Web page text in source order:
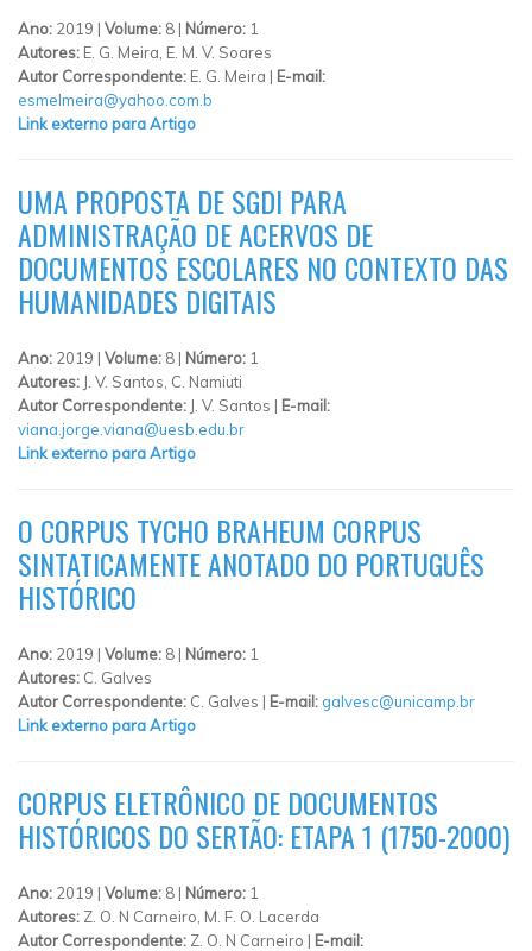
Ano: 2019 | Volume: 8 | Número: 1
Autores: E. G. Meira, E. M. V. Soares
Autor Correspondente: E. G. Meira | E-mail:
esmelmeira@yahoo.com.b
Link externo para Artigo
UMA PROPOSTA DE SGDI PARA
ADMINISTRAÇÃO DE ACERVOS DE
DOCUMENTOS ESCOLARES NO CONTEXTO DAS
HUMANIDADES DIGITAIS
Ano: 2019 | Volume: 8 | Número: 1
Autores: J. V. Santos, C. Namiuti
Autor Correspondente: J. V. Santos | E-mail:
viana.jorge.viana@uesb.edu.br
Link externo para Artigo
O CORPUS TYCHO BRAHEUM CORPUS
SINTATICAMENTE ANOTADO DO PORTUGUÊS
HISTÓRICO
Ano: 2019 | Volume: 8 | Número: 1
Autores: C. Galves
Autor Correspondente: C. Galves | E-mail: galvesc@unicamp.br
Link externo para Artigo
CORPUS ELETRÔNICO DE DOCUMENTOS
HISTÓRICOS DO SERTÃO: ETAPA 1 (1750-2000)
Ano: 2019 | Volume: 8 | Número: 1
Autores: Z. O. N Carneiro, M. F. O. Lacerda
Autor Correspondente: Z. O. N Carneiro | E-mail: